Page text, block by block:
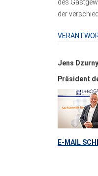
des
der
Jens Dzurny
Präsident
E-MAIL